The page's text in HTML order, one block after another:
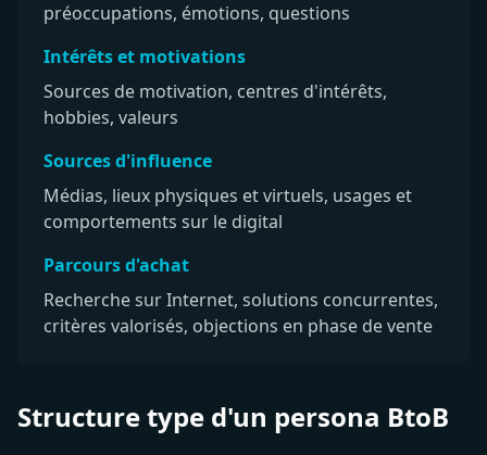
préoccupations, émotions, questions
Intérêts et motivations
Sources de motivation, centres d'intérêts,
hobbies, valeurs
Sources d'influence
Médias, lieux physiques et virtuels, usages et
comportements sur le digital
Parcours d'achat
Recherche sur Internet, solutions concurrentes,
critères valorisés, objections en phase de vente
Structure type d'un persona BtoB